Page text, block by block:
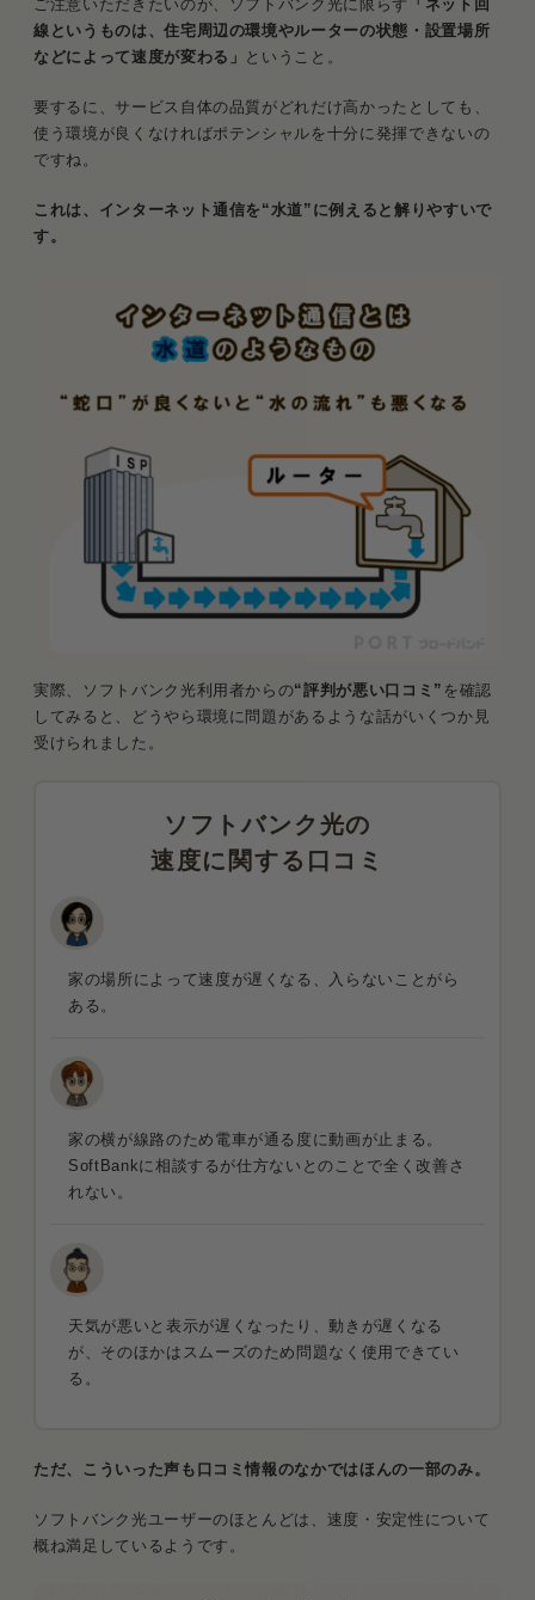
ご注意いただきたいのが、ソフトバンク光に限らず
「ネット回
線というものは、住宅周辺の環境やルーターの状態・設置場所
などによって速度が変わる」 ということ。
要するに、サービス自体の品質がどれだけ高かったとしても、
使う環境が良くなければポテンシャルを十分に発揮できないの
ですね。
これは、インターネット通信を“水道”に例えると解りやすいで
す。
実際、ソフトバンク光利用者からの“評判が悪い口コミ” を確認
してみると、どうやら環境に問題があるような話がいくつか見
受けられました。
ソフトバンク光の
速度に関する口コミ
家の場所によって速度が遅くなる、入らないことがら
ある。
家の横が線路のため電車が通る度に動画が止まる。
SoftBankに相談するが仕方ないとのことで全く改善さ
れない。
天気が悪いと表示が遅くなったり、動きが遅くなる
が、そのほかはスムーズのため問題なく使用できてい
る。
ただ、こういった声も口コミ情報のなかではほんの一部のみ。
ソフトバンク光ユーザーのほとんどは、速度・安定性について
概ね満足しているようです。